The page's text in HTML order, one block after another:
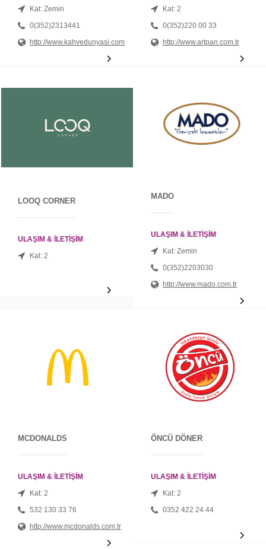
Kat: Zemin
0(352)2313441
http://www.kahvedunyasi.com
Kat: 2
0(352)220 00 33
http://www.artpan.com.tr
LOOQ CORNER
ULAŞIM & İLETİŞİM
Kat: 2
MADO
ULAŞIM & İLETİŞİM
Kat: Zemin
0(352)2203030
http://www.mado.com.tr
MCDONALDS
ULAŞIM & İLETİŞİM
Kat: 2
532 130 33 76
http://www.mcdonalds.com.tr
ÖNCÜ DÖNER
ULAŞIM & İLETİŞİM
Kat: 2
0352 422 24 44